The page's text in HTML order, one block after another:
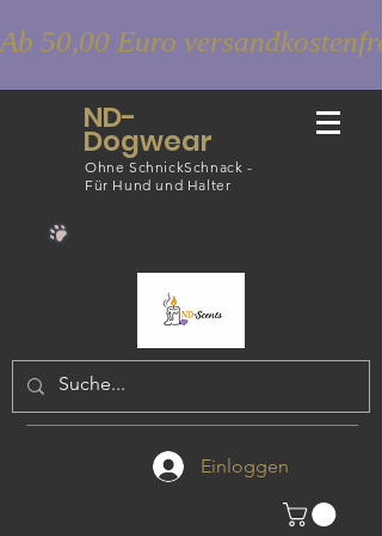
Ab 50,00 Euro versandkostenfrei
ND-
Dogwear
Ohne SchnickSchnack -
Für Hund und Halter
Einloggen